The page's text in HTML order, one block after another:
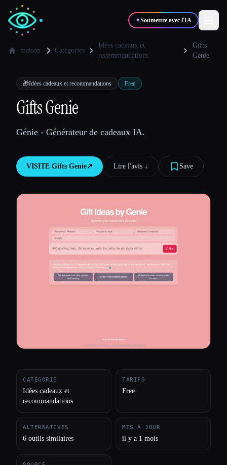
✦Soumettre avec l'IA
💻 Développeurs
Blog
Toutes les catégories
maison Catégories
Idées cadeaux et
recommandations
Gifts
Genie
🎁Idées cadeaux et recommandations Free
Gifts Genie
Génie - Générateur de cadeaux IA.
VISITE Gifts Genie↗︎ Lire l'avis ↓︎ Save
CATÉGORIE
Idées cadeaux et
recommandations
TARIFS
Free
ALTERNATIVES
6 outils similaires
MIS À JOUR
il y a 1 mois